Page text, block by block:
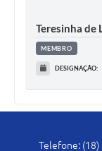
Agenda de Eventos
Telefones Úteis
Teresinha de
MEMBRO
DESIGNAÇÃO:
Telefone: (18)